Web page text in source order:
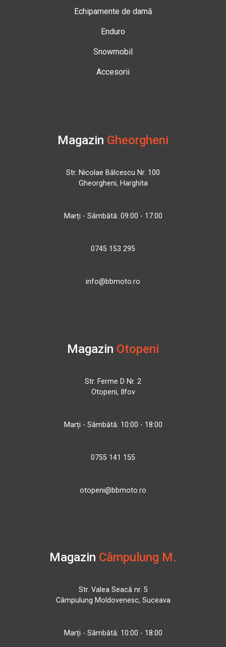
Echipamente de damă
Enduro
Snowmobil
Accesorii
Magazin Gheorgheni
Str. Nicolae Bălcescu Nr. 100
Gheorgheni, Harghita
Marți - Sâmbătă: 09:00 - 17:00
0745 153 295
info@bbmoto.ro
Magazin Otopeni
Str. Ferme D Nr. 2
Otopeni, Ilfov
Marți - Sâmbătă: 10:00 - 18:00
0755 141 155
otopeni@bbmoto.ro
Magazin Câmpulung M.
Str. Valea Seacă nr. 5
Câmpulung Moldovenesc, Suceava
Marți - Sâmbătă: 10:00 - 18:00